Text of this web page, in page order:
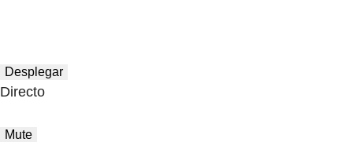
Desplegar
Directo
Mute